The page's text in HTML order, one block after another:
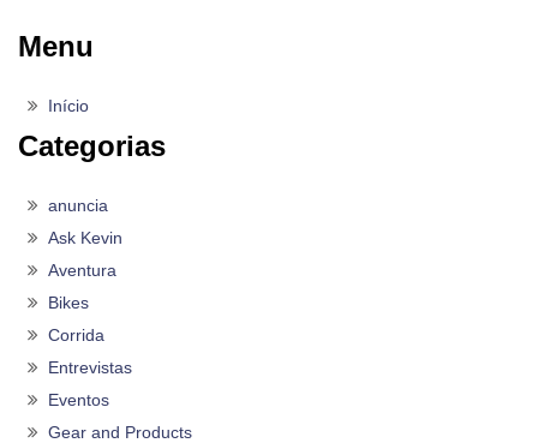
Menu
Início
Categorias
anuncia
Ask Kevin
Aventura
Bikes
Corrida
Entrevistas
Eventos
Gear and Products